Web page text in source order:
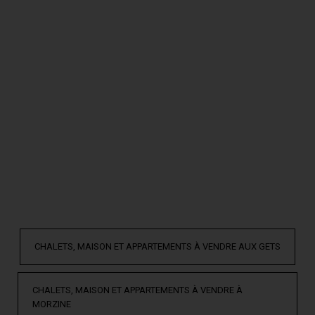
CHALETS, MAISON ET APPARTEMENTS À VENDRE AUX GETS
CHALETS, MAISON ET APPARTEMENTS À VENDRE À
MORZINE